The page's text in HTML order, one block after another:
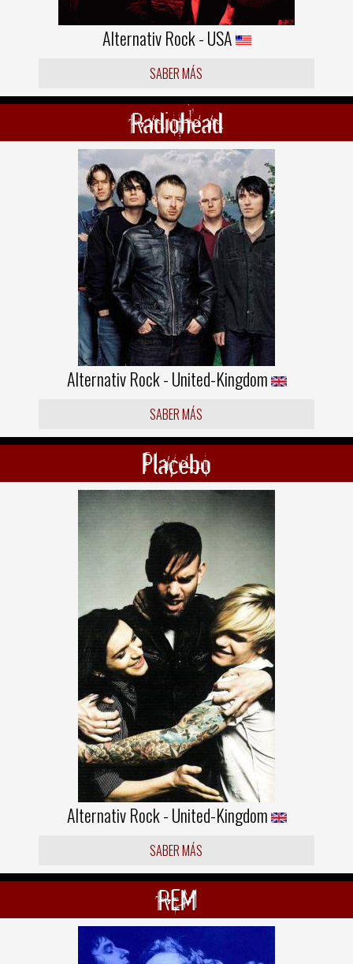
Alternativ Rock - USA
SABER MÁS
Radiohead
Alternativ Rock - United-Kingdom
SABER MÁS
Placebo
Alternativ Rock - United-Kingdom
SABER MÁS
REM